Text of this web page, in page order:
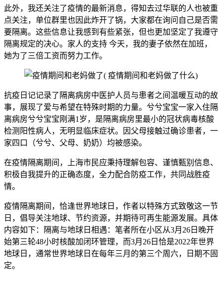
此外，我还关注了疫情的最新消息，得知去过华联的人也被重
点关注，单位群里也因此炸开了锅，大家都在询问自己是否需
要隔离。这些信息让我感到有些紧张，但也更加坚定了我遵守
隔离规定的决心。家人的支持 今天，我的妻子依然在加班，
她为了三倍工资而努力工作。
抗疫日记记录了隔离病房中医护人员与患者之间温暖互动的故
事，展现了爱与希望在特殊时期的力量。兮兮宝宝一家入住隔
离病房兮兮宝宝刚满1岁，是隔离病房里最小的冠状病毒核酸
检测阳性病人，无明显临床症状。因父母接触过确诊患者，一
家四口（兮兮、父母、奶奶）均被感染。
在疫情隔离期间，上海市民应秉持理解包容、谨慎甄别信息、
积极自我提升的正确态度，全力配合防疫工作，共同战胜疫
情。
疫情隔离期间，恰逢世界地球日，作者以特殊方式致敬这一节
日，倡导关注地球、节约资源，并期待可再生能源发展。具体
内容如下：隔离与地球日相遇：笔者所在小区从3月26日晚开
始第三轮48小时核酸加闭环管理，而3月26日恰是2022年世界
地球日，通常世界地球日在每年三月的第三个周六，日期不固
定。